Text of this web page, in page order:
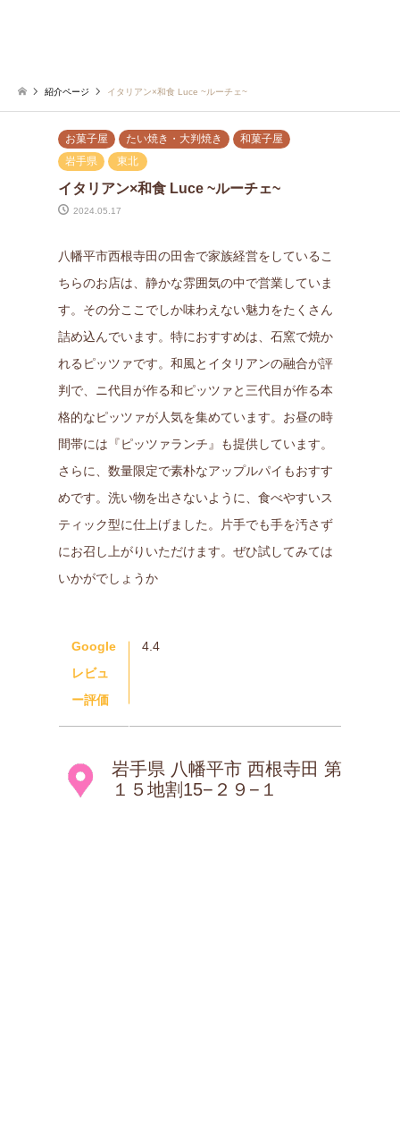
紹介ページ イタリアン×和食 Luce ~ルーチェ~
お菓子屋 たい焼き・大判焼き
和菓子屋
岩手県
東北
イタリアン×和食 Luce ~ルーチェ~
2024.05.17
八幡平市西根寺田の田舎で家族経営をしているこ
ちらのお店は、静かな雰囲気の中で営業していま
す。その分ここでしか味わえない魅力をたくさん
詰め込んでいます。特におすすめは、石窯で焼か
れるピッツァです。和風とイタリアンの融合が評
判で、ニ代目が作る和ピッツァと三代目が作る本
格的なピッツァが人気を集めています。お昼の時
間帯には『ピッツァランチ』も提供しています。
さらに、数量限定で素朴なアップルパイもおすす
めです。洗い物を出さないように、食べやすいス
ティック型に仕上げました。片手でも手を汚さず
にお召し上がりいただけます。ぜひ試してみては
いかがでしょうか
Google
レビュ
ー評価
4.4
岩手県 八幡平市 西根寺田 第
１５地割15−２９−１